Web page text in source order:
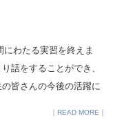
わたる実習を終えま
話をすることができ、
皆さんの今後の活躍に
READ MORE